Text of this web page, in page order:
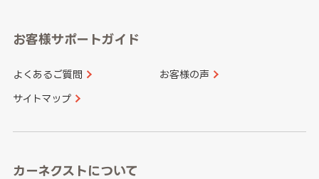
愛知県
和歌山県
山口県
香川県 愛媛県
長崎県
大分県 宮崎県
お客様サポートガイド
よくあるご質問 お客様の声
サイトマップ
カーネクストについて